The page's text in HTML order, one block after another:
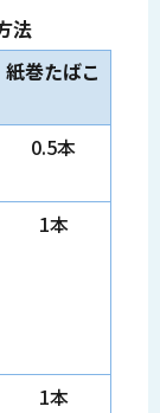
法
紙巻たばこ
0.5本
1本
1本